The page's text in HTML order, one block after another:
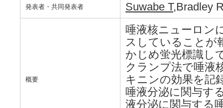
発表者・共同発表者 Suwabe T,Bradley
概要
唾液核ニューロン
スしていることが
かじめ蛍光標識し
クランプ法で唾液
キニンの効果を記
唾液分泌に関与す
液分泌に関与する